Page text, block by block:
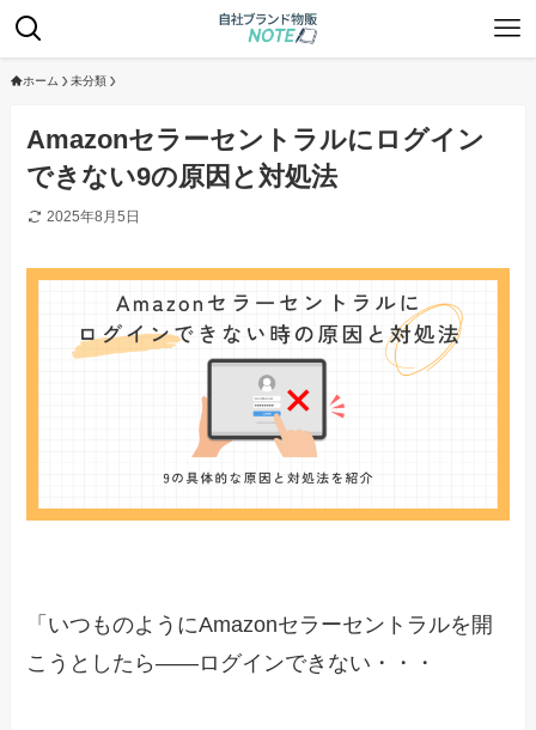
ホーム 未分類
Amazonセラーセントラルにログイン
できない9の原因と対処法
2025年8月5日
「いつものようにAmazonセラーセントラルを開
こうとしたら――ログインできない・・・